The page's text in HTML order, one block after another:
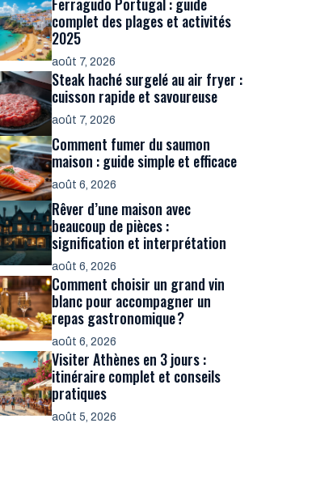
complet des plages et activités
2025
août 7, 2026
Steak haché surgelé au air fryer :
cuisson rapide et savoureuse
août 7, 2026
Comment fumer du saumon
maison : guide simple et efficace
août 6, 2026
Rêver d’une maison avec
beaucoup de pièces :
signification et interprétation
août 6, 2026
Comment choisir un grand vin
blanc pour accompagner un
repas gastronomique ?
août 6, 2026
Visiter Athènes en 3 jours :
itinéraire complet et conseils
pratiques
août 5, 2026